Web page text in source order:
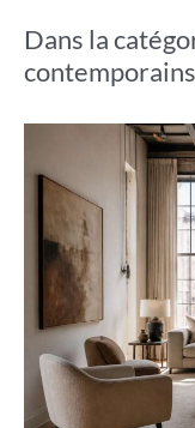
Dans la
contemporains